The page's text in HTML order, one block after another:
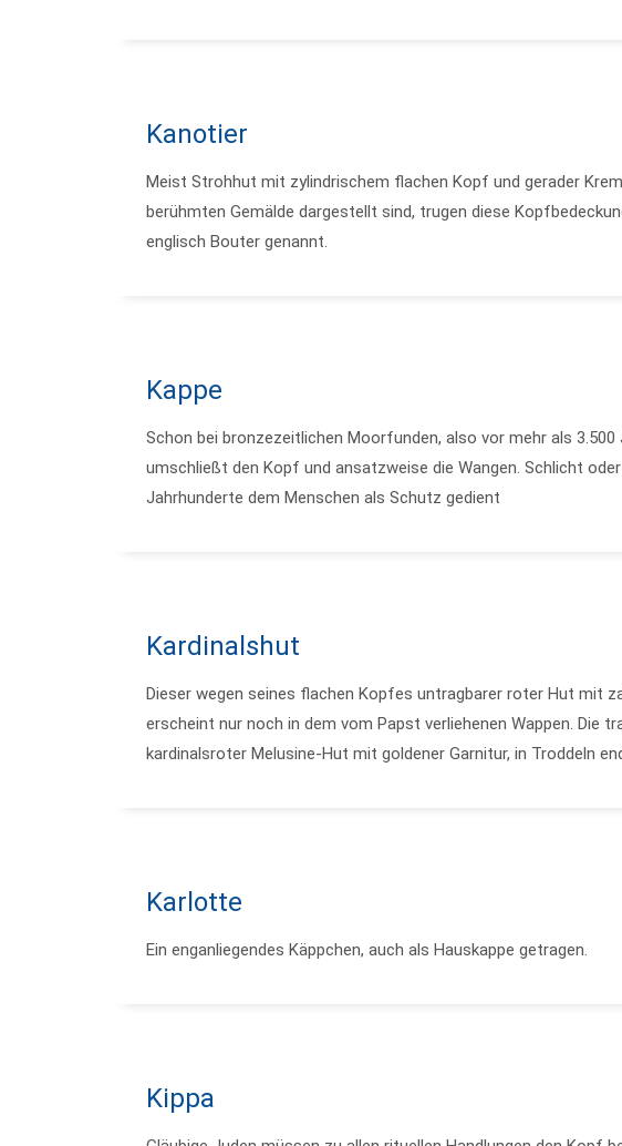
Kanotier
Meist Strohhut mit zylindrischem flachen Kopf und gerader
berühmten Gemälde dargestellt sind, trugen diese
englisch Bouter genannt.
Kappe
Schon bei bronzezeitlichen Moorfunden, also vor mehr als
umschließt den Kopf und ansatzweise die Wangen. Schlicht
Jahrhunderte dem Menschen als Schutz gedient
Kardinalshut
Dieser wegen seines flachen Kopfes untragbarer roter Hut mit
erscheint nur noch in dem vom Papst verliehenen Wappen. Die
kardinalsroter Melusine-Hut mit goldener Garnitur, in Troddeln
Karlotte
Ein enganliegendes Käppchen, auch als Hauskappe getragen.
Kippa